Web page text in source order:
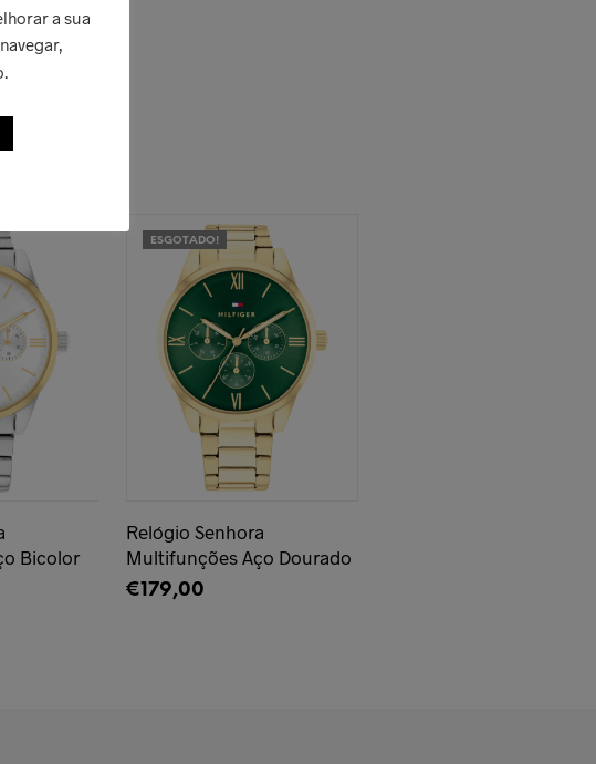
Bicolor
ESGOTADO!
Relógio Senhora
Multifunções Aço Dourado
€179,00
a sua